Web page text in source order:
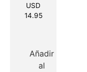
Valorado con
5.00
de 5
USD
14.95
Añadir
al